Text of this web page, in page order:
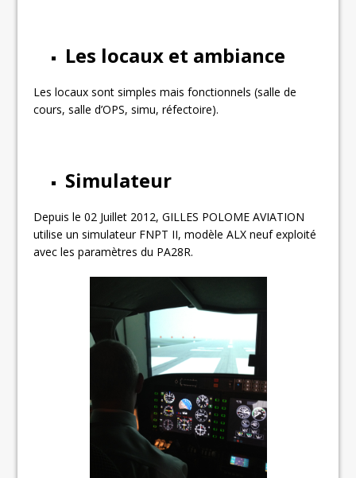
Les locaux et ambiance
Les locaux sont simples mais fonctionnels (salle de
cours, salle d’OPS, simu, réfectoire).
Simulateur
Depuis le 02 Juillet 2012, GILLES POLOME AVIATION
utilise un simulateur FNPT II, modèle ALX neuf exploité
avec les paramètres du PA28R.